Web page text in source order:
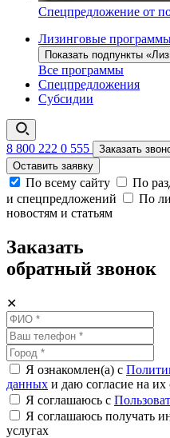
Спецпредложение от
Лизинговые
Показать подпункты
Все программы
Спецпредложения
Субсидии
8 800 222 0 555
Заказать
Оставить заявку
По всему сайту По
и спецпредложений
По
новостям и статьям
Заказать
обратный звонок
✕
Я ознакомлен(а) с
данных и даю согласие на их
Я соглашаюсь c
Я соглашаюсь получать
услугах